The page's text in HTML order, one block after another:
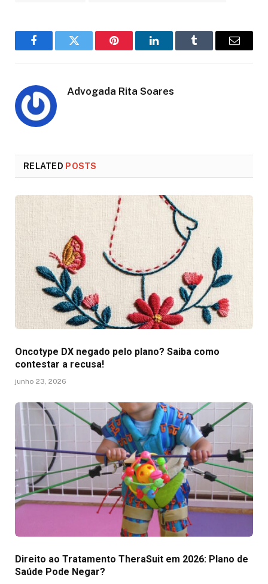
FacebookTwitter Pinterest LinkedInTumblr Email
Advogada Rita Soares
RELATED POSTS
Oncotype DX negado pelo plano? Saiba como
contestar a recusa!
junho 23, 2026
Direito ao Tratamento TheraSuit em 2026: Plano de
Saúde Pode Negar?